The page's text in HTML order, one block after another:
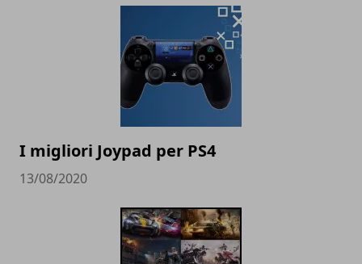
I migliori Joypad per PS4
13/08/2020